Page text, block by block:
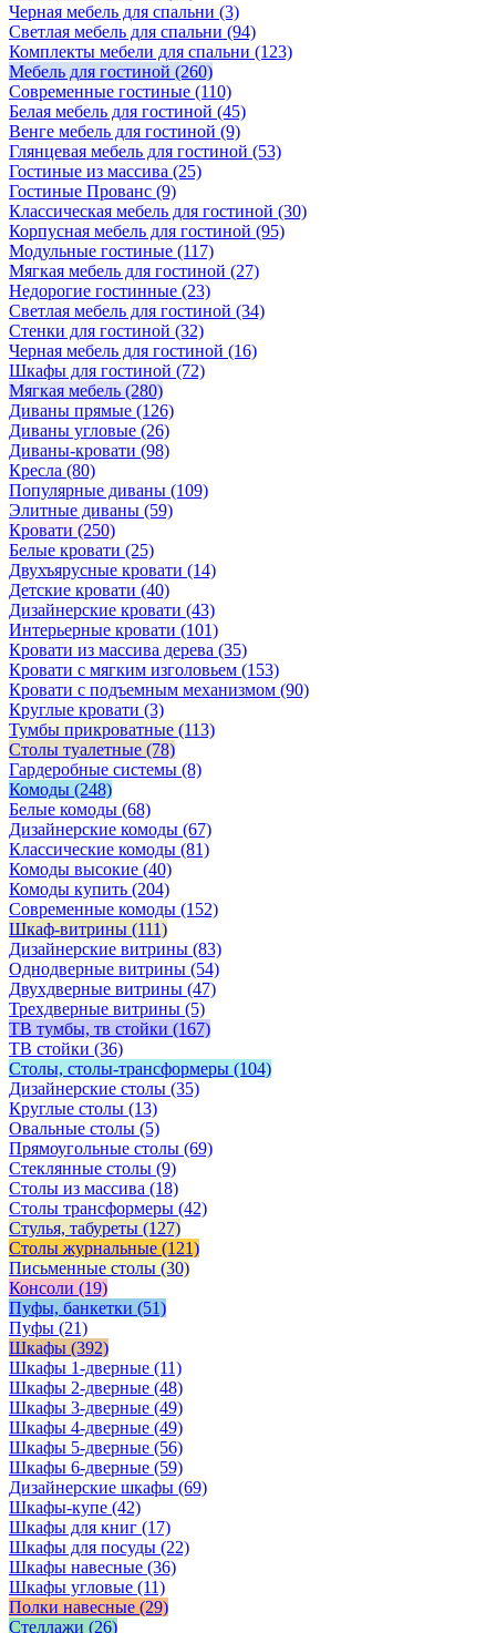
Черная мебель для спальни (3)
Светлая мебель для спальни (94)
Комплекты мебели для спальни (123)
Мебель для гостиной (260)
Современные гостиные (110)
Белая мебель для гостиной (45)
Венге мебель для гостиной (9)
Глянцевая мебель для гостиной (53)
Гостиные из массива (25)
Гостиные Прованс (9)
Классическая мебель для гостиной (30)
Корпусная мебель для гостиной (95)
Модульные гостиные (117)
Мягкая мебель для гостиной (27)
Недорогие гостинные (23)
Светлая мебель для гостиной (34)
Стенки для гостиной (32)
Черная мебель для гостиной (16)
Шкафы для гостиной (72)
Мягкая мебель (280)
Диваны прямые (126)
Диваны угловые (26)
Диваны-кровати (98)
Кресла (80)
Популярные диваны (109)
Элитные диваны (59)
Кровати (250)
Белые кровати (25)
Двухъярусные кровати (14)
Детские кровати (40)
Дизайнерские кровати (43)
Интерьерные кровати (101)
Кровати из массива дерева (35)
Кровати с мягким изголовьем (153)
Кровати с подъемным механизмом (90)
Круглые кровати (3)
Тумбы прикроватные (113)
Столы туалетные (78)
Гардеробные системы (8)
Комоды (248)
Белые комоды (68)
Дизайнерские комоды (67)
Классические комоды (81)
Комоды высокие (40)
Комоды купить (204)
Современные комоды (152)
Шкаф-витрины (111)
Дизайнерские витрины (83)
Однодверные витрины (54)
Двухдверные витрины (47)
Трехдверные витрины (5)
ТВ тумбы, тв стойки (167)
ТВ стойки (36)
Столы, столы-трансформеры (104)
Дизайнерские столы (35)
Круглые столы (13)
Овальные столы (5)
Прямоугольные столы (69)
Стеклянные столы (9)
Столы из массива (18)
Столы трансформеры (42)
Стулья, табуреты (127)
Столы журнальные (121)
Письменные столы (30)
Консоли (19)
Пуфы, банкетки (51)
Пуфы (21)
Шкафы (392)
Шкафы 1-дверные (11)
Шкафы 2-дверные (48)
Шкафы 3-дверные (49)
Шкафы 4-дверные (49)
Шкафы 5-дверные (56)
Шкафы 6-дверные (59)
Дизайнерские шкафы (69)
Шкафы-купе (42)
Шкафы для книг (17)
Шкафы для посуды (22)
Шкафы навесные (36)
Шкафы угловые (11)
Полки навесные (29)
Стеллажи (26)